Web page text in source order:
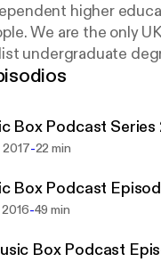
higher
We are the only
undergraduate
along with a
Box Podcast Series
-22 min
Box Podcast
-49 min
Box Podcast